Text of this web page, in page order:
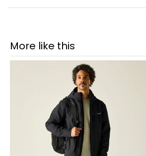
More like this